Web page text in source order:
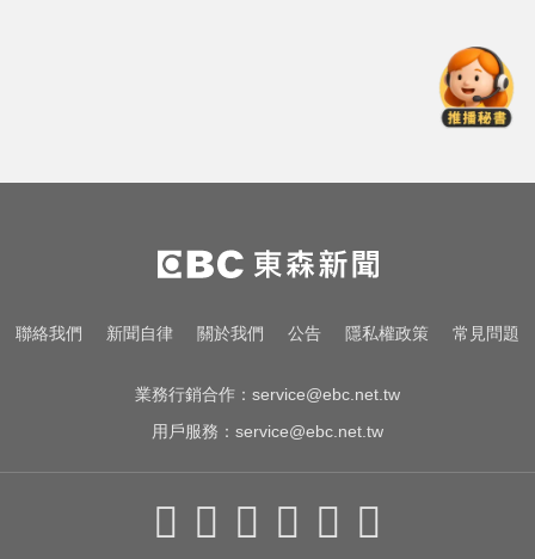
球！為統一獅女孩日揭幕
川普簽署行政命令！限縮出生公民
權並禁生育旅遊
資深歌手「小秦漢」張海漢辭世享
聯絡我們 新聞自律 關於我們 公告 隱私權政策 常見問題
業務行銷合作： service@ebc.net.tw
用戶服務： service@ebc.net.tw